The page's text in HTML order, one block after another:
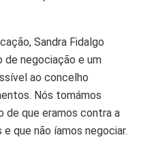
Sandra Fidalgo
de negociação e um
ao concelho
Nós tomámos
de que eramos contra a
que não íamos negociar.